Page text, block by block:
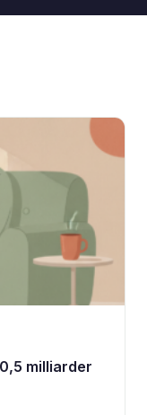
milliarder